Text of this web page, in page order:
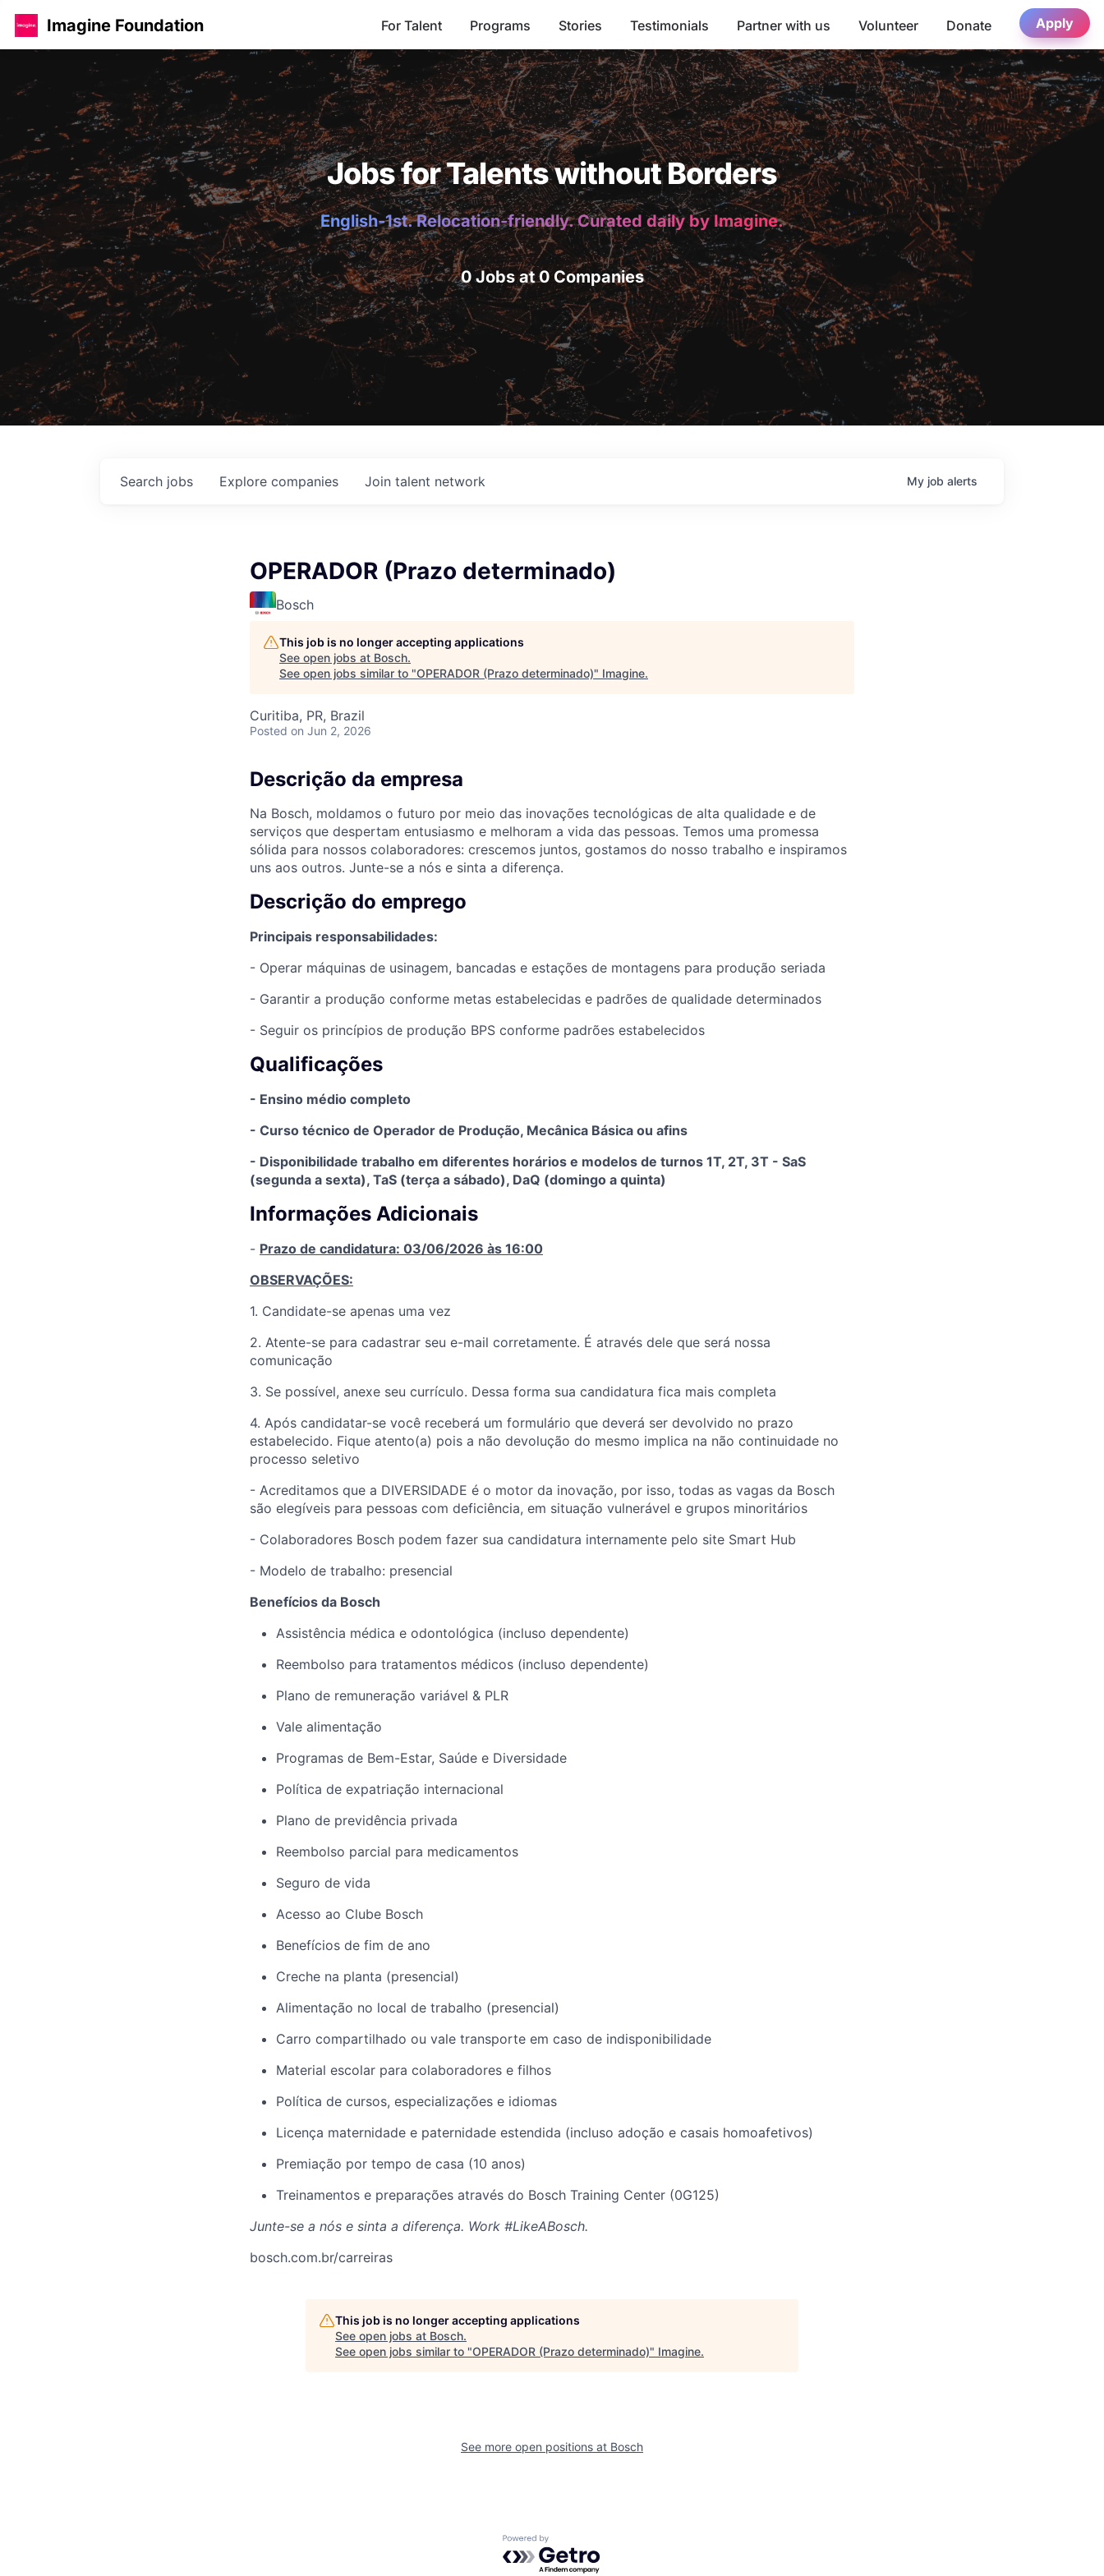
Imagine Foundation For Talent Programs Stories Testimonials Partner with us Volunteer Donate Apply
Jobs for Talents without Borders
English-1st. Relocation-friendly. Curated daily by Imagine.
0 Jobs at 0 Companies
Search jobs Explore companies Join talent network My job alerts
OPERADOR (Prazo determinado)
Bosch
This job is no longer accepting applications
See open jobs at Bosch.
See open jobs similar to "OPERADOR (Prazo determinado)" Imagine.
Curitiba, PR, Brazil
Posted on Jun 2, 2026
Descrição da empresa
Na Bosch, moldamos o futuro por meio das inovações tecnológicas de alta qualidade e de
serviços que despertam entusiasmo e melhoram a vida das pessoas. Temos uma promessa
sólida para nossos colaboradores: crescemos juntos, gostamos do nosso trabalho e inspiramos
uns aos outros. Junte-se a nós e sinta a diferença.
Descrição do emprego
Principais responsabilidades:
- Operar máquinas de usinagem, bancadas e estações de montagens para produção seriada
- Garantir a produção conforme metas estabelecidas e padrões de qualidade determinados
- Seguir os princípios de produção BPS conforme padrões estabelecidos
Qualificações
- Ensino médio completo
- Curso técnico de Operador de Produção, Mecânica Básica ou afins
- Disponibilidade trabalho em diferentes horários e modelos de turnos 1T, 2T, 3T - SaS
(segunda a sexta), TaS (terça a sábado), DaQ (domingo a quinta)
Informações Adicionais
- Prazo de candidatura: 03/06/2026 às 16:00
OBSERVAÇÕES:
1. Candidate-se apenas uma vez
2. Atente-se para cadastrar seu e-mail corretamente. É através dele que será nossa
comunicação
3. Se possível, anexe seu currículo. Dessa forma sua candidatura fica mais completa
4. Após candidatar-se você receberá um formulário que deverá ser devolvido no prazo
estabelecido. Fique atento(a) pois a não devolução do mesmo implica na não continuidade no
processo seletivo
- Acreditamos que a DIVERSIDADE é o motor da inovação, por isso, todas as vagas da Bosch
são elegíveis para pessoas com deficiência, em situação vulnerável e grupos minoritários
- Colaboradores Bosch podem fazer sua candidatura internamente pelo site Smart Hub
- Modelo de trabalho: presencial
Benefícios da Bosch
Assistência médica e odontológica (incluso dependente) ​
Reembolso para tratamentos médicos (incluso dependente) ​
Plano de remuneração variável & PLR ​
Vale alimentação
Programas de Bem-Estar, Saúde e Diversidade​
Política de expatriação internacional​
Plano de previdência privada ​
Reembolso parcial para medicamentos​
Seguro de vida ​
Acesso ao Clube Bosch ​
Benefícios de fim de ano ​
Creche na planta (presencial) ​
Alimentação no local de trabalho (presencial) ​
Carro compartilhado ou vale transporte em caso de indisponibilidade​
Material escolar para colaboradores e filhos​
Política de cursos, especializações e idiomas​
Licença maternidade e paternidade estendida (incluso adoção e casais homoafetivos)​
Premiação por tempo de casa (10 anos)​
Treinamentos e preparações através do Bosch Training Center (0G125)​
Junte-se a nós e sinta a diferença. Work #LikeABosch.
bosch.com.br/carreiras
This job is no longer accepting applications
See open jobs at Bosch.
See open jobs similar to "OPERADOR (Prazo determinado)" Imagine.
See more open positions at Bosch
Powered by Getro.com